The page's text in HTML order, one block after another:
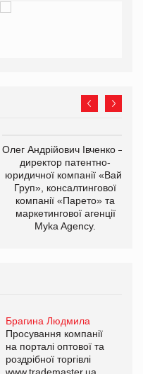
Олег Андрійович Івченко —
директор патентно-
юридичної компанії «Вайз
Груп», консалтингової
компанії «Парето» та
маркетингової агенції
Myka Agency.
Брагина Людмила
Просування компанії
на порталі оптової та
роздрібної торгівлі